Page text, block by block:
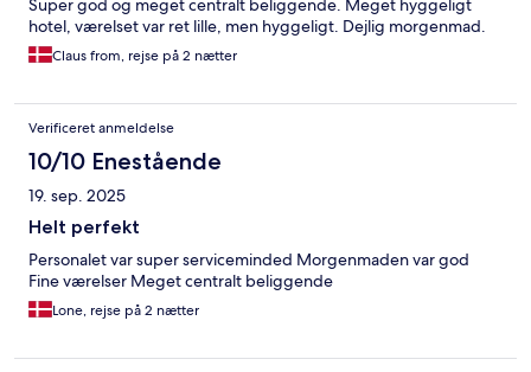
Super god og meget centralt beliggende. Meget hyggeligt
hotel, værelset var ret lille, men hyggeligt. Dejlig morgenmad.
Claus from, rejse på 2 nætter
Verificeret anmeldelse
10/10 Enestående
19. sep. 2025
Helt perfekt
Personalet var super serviceminded Morgenmaden var god
Fine værelser Meget centralt beliggende
Lone, rejse på 2 nætter